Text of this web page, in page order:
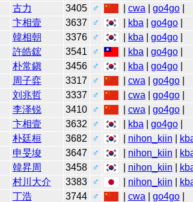
古力 3405 ♂ cwa go4go|
卞相壹 3637 ♂ kba go4go|
韓相朝 3376 ♂ kba go4go|
許皓鋐 3541 ♂ kba go4go|
朴常鎭 3456 ♂ kba go4go|
周子弈 3317 ♂ cwa go4go|
刘兆哲 3337 ♂ cwa go4go|
李泽锐 3410 ♂ cwa go4go|
卞相壹 3632 ♂ kba go4go|
朴廷桓 3682 ♂ nihon_kiin
申旻埈 3647 ♂ nihon_kiin
韓昇周 3458 ♂ nihon_kiin
村川大介 3383 ♂ nihon_kiin
丁浩 3744 ♂ cwa go4go|